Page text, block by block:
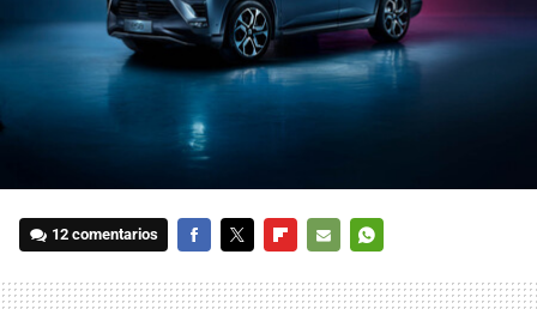
12 comentarios
MAIL